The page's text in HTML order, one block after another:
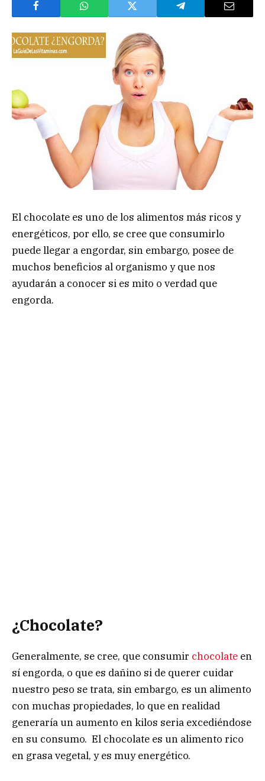
El chocolate es uno de los alimentos más ricos y
energéticos, por ello, se cree que consumirlo
puede llegar a engordar, sin embargo, posee de
muchos beneficios al organismo y que nos
ayudarán a conocer si es mito o verdad que
engorda.
¿Chocolate?
Generalmente, se cree, que consumir chocolate en
sí engorda, o que es dañino si de querer cuidar
nuestro peso se trata, sin embargo, es un alimento
con muchas propiedades, lo que en realidad
generaría un aumento en kilos seria excediéndose
en su consumo. El chocolate es un alimento rico
en grasa vegetal, y es muy energético.